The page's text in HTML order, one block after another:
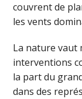
couvrent de
les vents
La nature vaut
interventions
la part du
dans des